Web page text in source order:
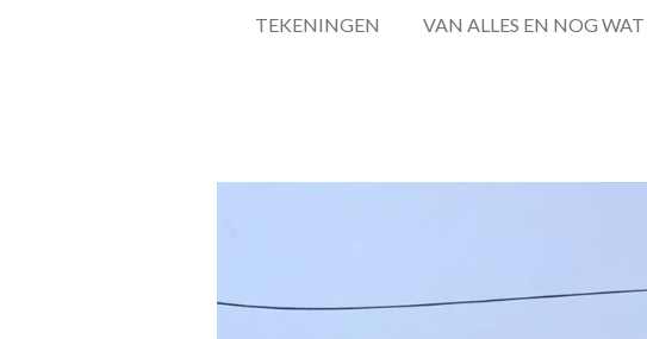
TEKENINGEN VAN ALLES EN NOG WAT